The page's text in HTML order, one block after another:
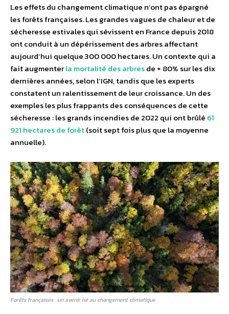
Les effets du changement climatique n’ont pas épargné
les forêts françaises. Les grandes vagues de chaleur et de
sécheresse estivales qui sévissent en France depuis 2018
ont conduit à un dépérissement des arbres affectant
aujourd’hui quelque 300 000 hectares. Un contexte qui a
fait augmenterla mortalité des arbresde + 80% sur les dix
dernières années, selon l’IGN, tandis que les experts
constatent un ralentissement de leur croissance. Un des
exemples les plus frappants des conséquences de cette
sécheresse : les grands incendies de 2022 qui ont brûlé 61
921 hectares de forêt(soit sept fois plus que la moyenne
annuelle).
Forêts françaises : un avenir lié au changement climatique